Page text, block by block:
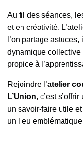
Au fil des séances,
et en créativité.
l’on partage
dynamique collective
propice à
Rejoindre l’atelier
L’Union, c’est
un savoir-faire utile
un lieu emblématique